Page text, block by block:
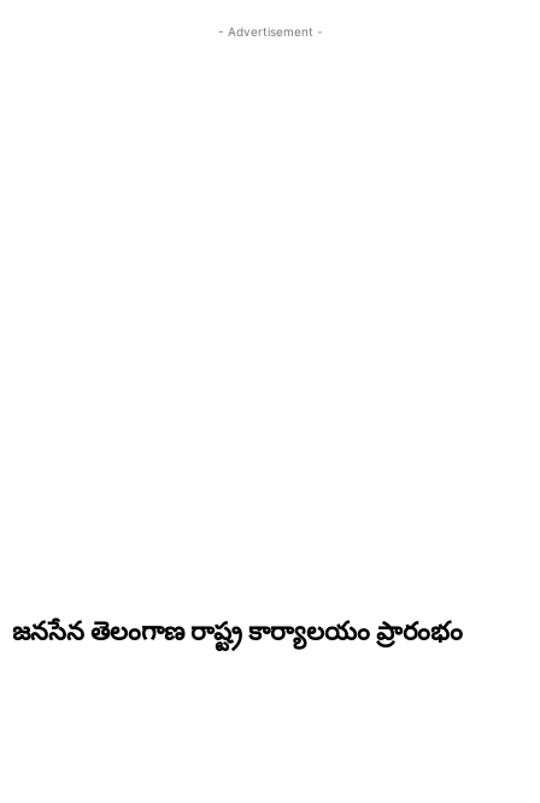
- Advertisement -
జనసేన తెలంగాణ రాష్ట్ర కార్యాలయం ప్రారంభం